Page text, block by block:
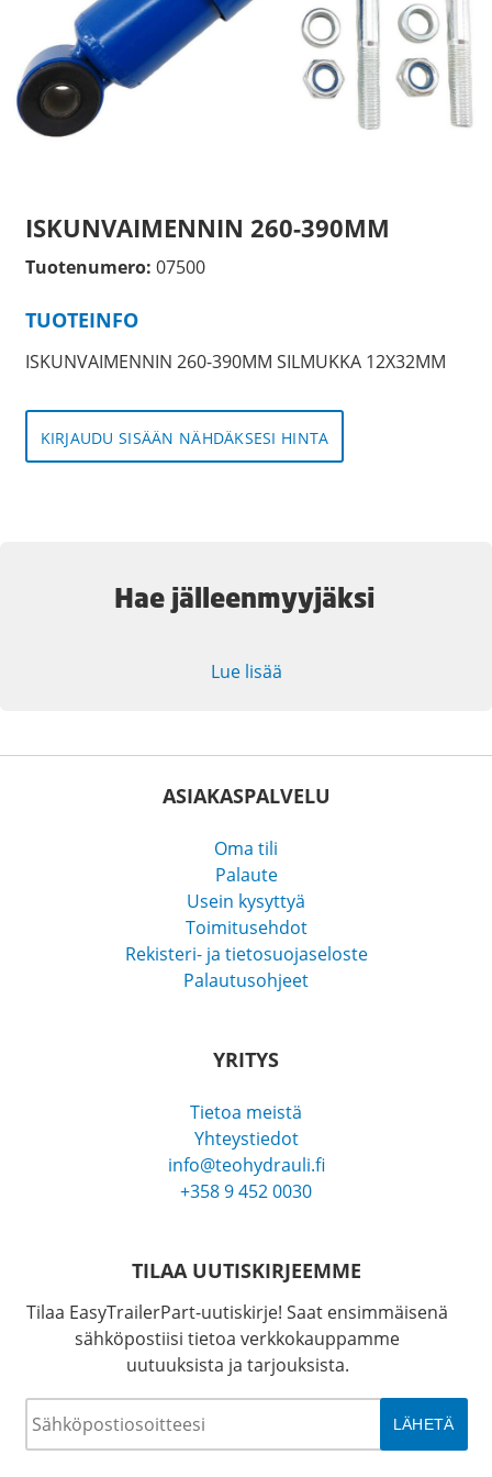
ISKUNVAIMENNIN 260-390MM
Tuotenumero: 07500
TUOTEINFO
ISKUNVAIMENNIN 260-390MM SILMUKKA 12X32MM
KIRJAUDU SISÄÄN NÄHDÄKSESI HINTA
Hae jälleenmyyjäksi
Lue lisää
ASIAKASPALVELU
Oma tili
Palaute
Usein kysyttyä
Toimitusehdot
Rekisteri- ja tietosuojaseloste
Palautusohjeet
YRITYS
Tietoa meistä
Yhteystiedot
info@teohydrauli.fi
+358 9 452 0030
TILAA UUTISKIRJEEMME
Tilaa EasyTrailerPart-uutiskirje! Saat ensimmäisenä
sähköpostiisi tietoa verkkokauppamme
uutuuksista ja tarjouksista.